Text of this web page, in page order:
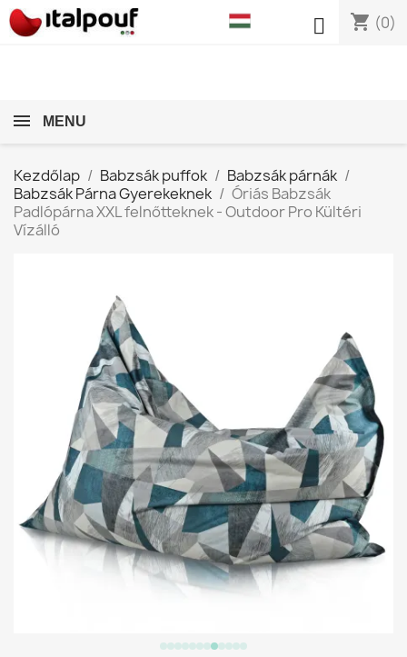
shopping_cart (0)

MENU
Kezdőlap Babzsák puffok
Babzsák párnák
Babzsák Párna Gyerekeknek
Óriás Babzsák
Padlópárna XXL felnőtteknek - Outdoor Pro Kültéri
Vízálló